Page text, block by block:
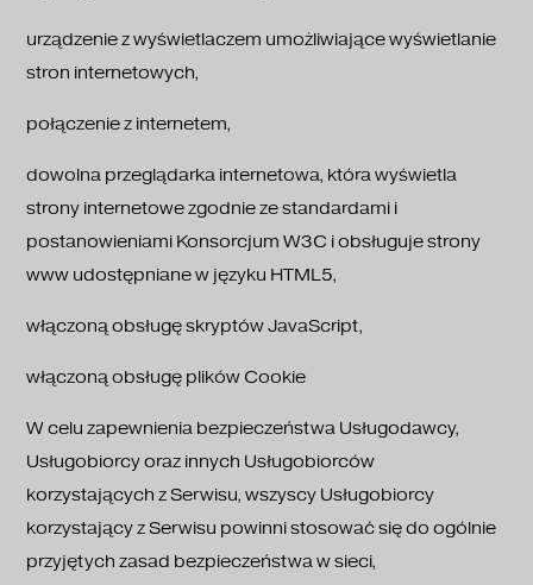
urządzenie z wyświetlaczem umożliwiające wyświetlanie
stron internetowych,
połączenie z internetem,
dowolna przeglądarka internetowa, która wyświetla
strony internetowe zgodnie ze standardami i
postanowieniami Konsorcjum W3C i obsługuje strony
www udostępniane w języku HTML5,
włączoną obsługę skryptów JavaScript,
włączoną obsługę plików Cookie
W celu zapewnienia bezpieczeństwa Usługodawcy,
Usługobiorcy oraz innych Usługobiorców
korzystających z Serwisu, wszyscy Usługobiorcy
korzystający z Serwisu powinni stosować się do ogólnie
przyjętych zasad bezpieczeństwa w sieci,